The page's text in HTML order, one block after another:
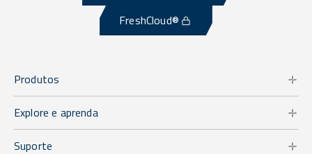
FreshCloud®
Produtos
Explore e aprenda
Suporte